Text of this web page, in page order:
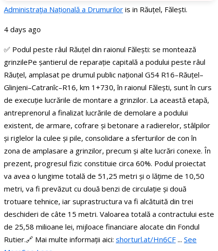
Administraţia Națională a Drumurilor is in Răuțel, Fălești.
4 days ago
✅ Podul peste râul Răuțel din raionul Fălești: se montează
grinzilePe șantierul de reparație capitală a podului peste râul
Răuțel, amplasat pe drumul public național G54 R16–Răuțel–
Glinjeni–Catranîc–R16, km 1+730, în raionul Fălești, sunt în curs
de execuție lucrările de montare a grinzilor. La această etapă,
antreprenorul a finalizat lucrările de demolare a podului
existent, de armare, cofrare și betonare a radierelor, stâlpilor
și riglelor la culee și pile, consolidare a sferturilor de con în
zona de amplasare a grinzilor, precum și alte lucrări conexe. În
prezent, progresul fizic constituie circa 60%. Podul proiectat
va avea o lungime totală de 51,25 metri și o lățime de 10,50
metri, va fi prevăzut cu două benzi de circulație și două
trotuare tehnice, iar suprastructura va fi alcătuită din trei
deschideri de câte 15 metri. Valoarea totală a contractului este
de 25,58 milioane lei, mijloace financiare alocate din Fondul
Rutier.🔗 Mai multe informații aici: shorturl.at/Hn6CF ... See